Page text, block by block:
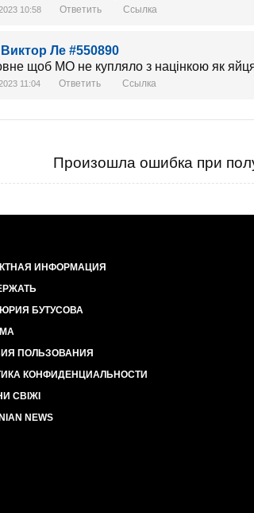
10:58 Ответить Ссылка
Виктор Ле #550890
щоб МО не купляло з націнкою як
11:04 Ответить Ссылка
Произошла ошибка при
ИНФОРМАЦИЯ
БУТУСОВА
ПОЛЬЗОВАНИЯ
КОНФИДЕНЦИАЛЬНОСТИ
СВІЖІ
NEWS